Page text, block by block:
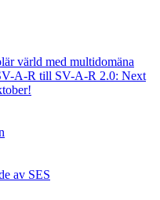
värld med multidomäna
A-R till SV-A-R 2.0: Next
av SES